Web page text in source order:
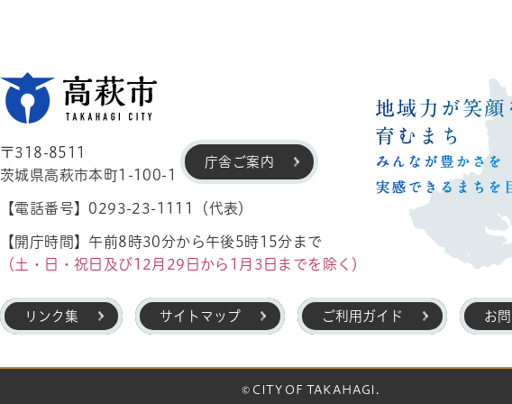
〒318-8511
茨城県高萩市本町1-100-1
【電話番号】0293-23-1111（代表）
【開庁時間】午前8時30分から午後5時15分まで
（土・日・祝日及び12月29日から1月3日までを除く）
庁舎ご案内
リンク集 サイトマップ ご利用ガイド お
© CITY OF TAKAHAGI.